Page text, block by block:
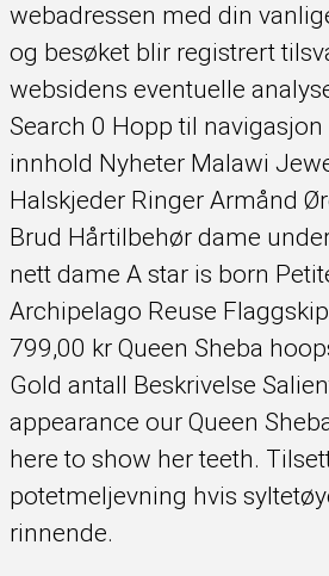
webadressen med din
og besøket blir registrert
websidens eventuelle
Search 0 Hopp til
innhold Nyheter Malawi
Halskjeder Ringer Armånd
Brud Hårtilbehør dame
nett dame A star is born
Archipelago Reuse
799,00 kr Queen Sheba
Gold antall Beskrivelse
appearance our Queen
here to show her teeth.
potetmeljevning hvis
rinnende.